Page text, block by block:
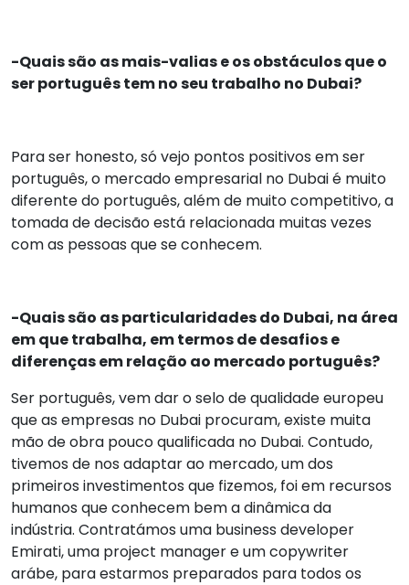
-Quais são as mais-valias e os obstáculos que o
ser português tem no seu trabalho no Dubai?
Para ser honesto, só vejo pontos positivos em ser
português, o mercado empresarial no Dubai é muito
diferente do português, além de muito competitivo, a
tomada de decisão está relacionada muitas vezes
com as pessoas que se conhecem.
-Quais são as particularidades do Dubai, na área
em que trabalha, em termos de desafios e
diferenças em relação ao mercado português?
Ser português, vem dar o selo de qualidade europeu
que as empresas no Dubai procuram, existe muita
mão de obra pouco qualificada no Dubai. Contudo,
tivemos de nos adaptar ao mercado, um dos
primeiros investimentos que fizemos, foi em recursos
humanos que conhecem bem a dinâmica da
indústria. Contratámos uma business developer
Emirati, uma project manager e um copywriter
arábe, para estarmos preparados para todos os